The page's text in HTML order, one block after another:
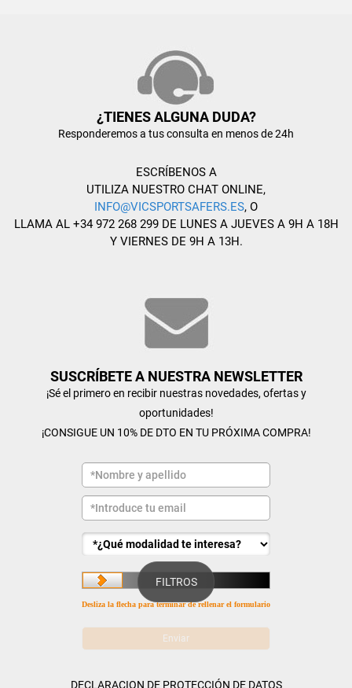
FILTROS
¿TIENES ALGUNA DUDA?
Responderemos a tus consulta en menos de 24h
ESCRÍBENOS A
UTILIZA NUESTRO CHAT ONLINE,
INFO@VICSPORTSAFERS.ES, O
LLAMA AL +34 972 268 299 DE LUNES A JUEVES A 9H A 18H
Y VIERNES DE 9H A 13H.
SUSCRÍBETE A NUESTRA NEWSLETTER
¡Sé el primero en recibir nuestras novedades, ofertas y
oportunidades!
¡CONSIGUE UN 10% DE DTO EN TU PRÓXIMA COMPRA!
Desliza la flecha para terminar de rellenar el formulario
DECLARACION DE PROTECCIÓN DE DATOS